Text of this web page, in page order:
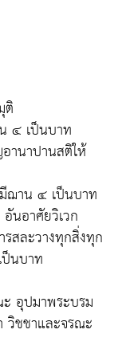
ติ
๔ เป็นบาท
านาปานสติให้
ฌาน ๔ เป็นบาท
นอาศัยวิเวก
สละวางทุกสิ่งทุก
นบาท
อุปมาพระบรม
วิชชาและจรณะ